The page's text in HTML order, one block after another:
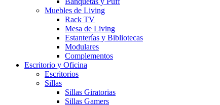
Muebles de Living
Rack TV
Mesa de Living
Estanterías y Bibliotecas
Modulares
Complementos
Escritorio y Oficina
Escritorios
Sillas
Sillas Giratorias
Sillas Gamers